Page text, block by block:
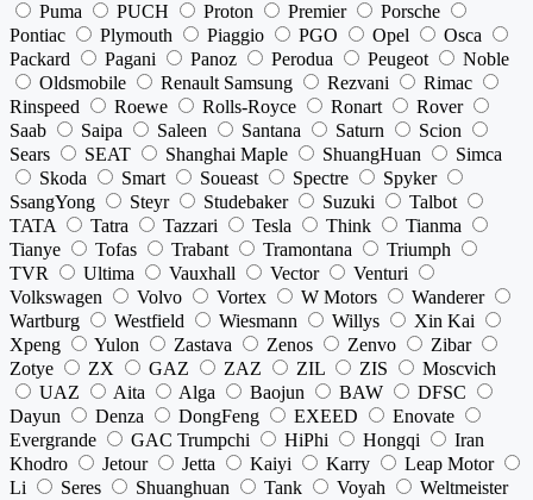
Puma
PUCH Proton Premier
Porsche
Pontiac
Plymouth Piaggio PGO Opel
Osca
Packard
Pagani Panoz Perodua Peugeot
Noble
Oldsmobile
Renault Samsung Rezvani
Rimac
Rinspeed
Roewe Rolls-Royce Ronart
Rover
Saab
Saipa Saleen Santana Saturn
Scion
Sears
SEAT Shanghai Maple ShuangHuan
Simca
Skoda
Smart Soueast Spectre
Spyker
SsangYong
Steyr Studebaker Suzuki
Talbot
TATA
Tatra Tazzari Tesla Think
Tianma
Tianye
Tofas Trabant Tramontana
Triumph
TVR
Ultima Vauxhall Vector
Venturi
Volkswagen
Volvo Vortex W Motors
Wanderer
Wartburg
Westfield Wiesmann Willys
Xin Kai
Xpeng
Yulon Zastava Zenos Zenvo
Zibar
Zotye
ZX GAZ ZAZ ZIL ZIS
Moscvich
UAZ
Aita Alga Baojun BAW
DFSC
Dayun
Denza DongFeng EXEED
Enovate
Evergrande
GAC Trumpchi HiPhi Hongqi
Iran
Khodro
Jetour Jetta Kaiyi Karry
Leap Motor
Li
Seres Shuanghuan Tank Voyah
Weltmeister